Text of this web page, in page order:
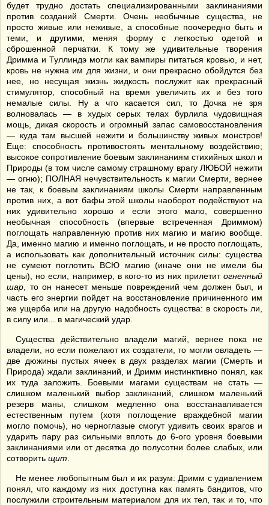
будет трудно достать специализированными заклинаниями
против созданий Смерти. Очень необычные существа, не
просто живые или неживые, а способные поочередно быть и
теми, и другими, меняя форму с легкостью одетой и
сброшенной перчатки. К тому же удивительные творения
Дримма и Туллиндэ могли как вампиры питаться кровью, и нет,
кровь не нужна им для жизни, и они прекрасно обойдутся без
нее, но несущая жизнь жидкость послужит как прекрасный
стимулятор, способный на время увеличить их и без того
немалые силы. Ну а что касается сил, то Дочка не зря
волновалась — в худых серых телах бурлила чудовищная
мощь, дикая скорость и огромный запас самовосстановления
— куда там высшей нежити и большинству живых монстров!
Еще: способность противостоять ментальному воздействию;
высокое сопротивление боевым заклинаниям стихийных школ и
Природы (в том числе самому страшному врагу ЛЮБОЙ нежити
— огню); ПОЛНАЯ нечувствительность к магии Смерти, вернее
не так, к боевым заклинаниям школы Смерти направленным
против них, а вот бафы этой школы наоборот подействуют на
них удивительно хорошо и если этого мало, совершенно
необычная способность (впервые встреченная Дриммом)
поглощать направленную против них магию и магию вообще.
Да, именно магию и именно поглощать, и не просто поглощать,
а использовать как дополнительный источник силы: существа
не сумеют поглотить ВСЮ магию (иначе они не имели бы
цены), но если, например, в кого-то из них прилетит огненный
шар , то он нанесет меньше повреждений чем должен был, и
часть его энергии пойдет на восстановление причиненного им
же ущерба или на другую надобность существа: в скорость ли,
в силу или... в магический удар.
Существа действительно владели магий, вернее пока не
владели, но если пожелают их создатели, то могли овладеть —
две дюжины пустых ячеек в двух разделах магии (Смерть и
Природа) ждали заклинаний, и Дримм инстинктивно понял, как
их туда заложить. Боевыми магами существам не стать —
слишком маленький выбор заклинаний, слишком маленький
резерв маны, слишком медленно она восстанавливается
естественным путем (хотя поглощение враждебной магии
могло помочь), но черноглазые смогут удивить своих врагов и
ударить пару раз сильными вплоть до 6-ого уровня боевыми
заклинаниями или от десятка до полусотни более слабых, или
сотворить щит
Не менее любопытным был и их разум: Дримм с удивлением
понял, что каждому из них доступна как память бандитов, что
послужили строительным материалом для их тел, так и то, что